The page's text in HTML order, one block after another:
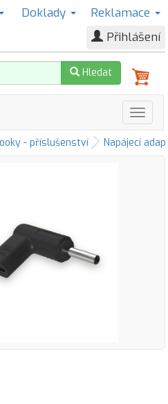
Doklady
Reklamace
Přihlášení
Hledat
- příslušenství Napájecí